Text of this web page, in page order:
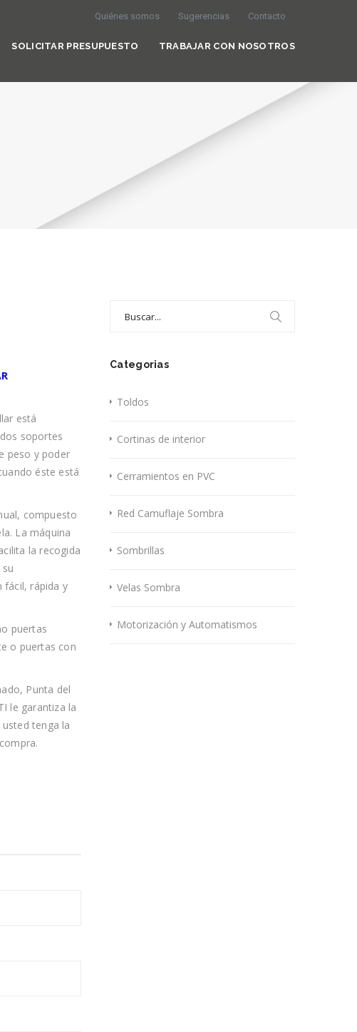
Quiénes somos Sugerencias Contacto
SOLICITAR PRESUPUESTO TRABAJAR CON NOSOTROS
está
soportes
peso y poder
éste está
compuesto
La máquina
la recogida
fácil, rápida y
puertas
o puertas con
Punta del
le garantiza la
tenga la
Categorias
Toldos
Cortinas de interior
Cerramientos en PVC
Red Camuflaje Sombra
Sombrillas
Velas Sombra
Motorización y Automatismos